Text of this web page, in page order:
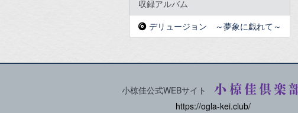
収録アルバム
デリュージョン ～夢象に戯れて～
小椋佳公式WEBサイト 小椋佳倶楽
https://ogla-kei.club/